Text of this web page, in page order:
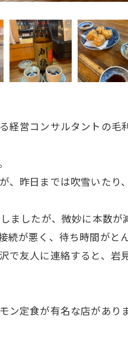
経営コンサルタントの毛
、昨日までは吹雪いた
ましたが、微妙に本数
続が悪く、待ち時間がと
で友人に連絡すると、岩
ン定食が有名な店があ